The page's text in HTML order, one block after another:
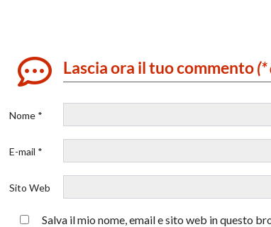
Lascia ora il tuo commento
Nome *
E-mail *
Sito Web
Salva il mio nome, email e sito web in questo